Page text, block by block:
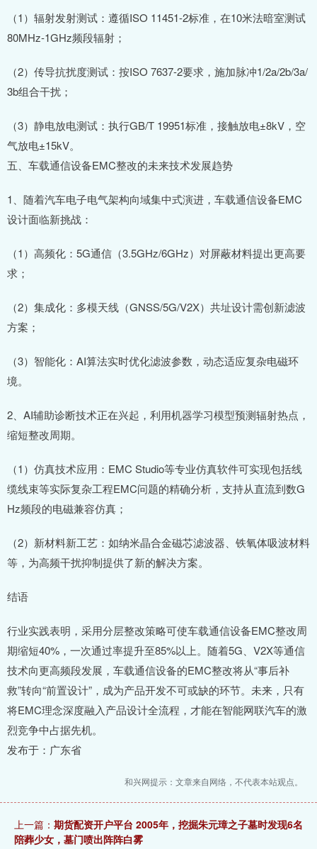
（1）辐射发射测试：遵循ISO 11451-2标准，在10米法暗室测试
80MHz-1GHz频段辐射；
（2）传导抗扰度测试：按ISO 7637-2要求，施加脉冲1/2a/2b/3a/
3b组合干扰；
（3）静电放电测试：执行GB/T 19951标准，接触放电±8kV，空
气放电±15kV。
五、车载通信设备EMC整改的未来技术发展趋势
1、随着汽车电子电气架构向域集中式演进，车载通信设备EMC
设计面临新挑战：
（1）高频化：5G通信（3.5GHz/6GHz）对屏蔽材料提出更高要
求；
（2）集成化：多模天线（GNSS/5G/V2X）共址设计需创新滤波
方案；
（3）智能化：AI算法实时优化滤波参数，动态适应复杂电磁环
境。
2、AI辅助诊断技术正在兴起，利用机器学习模型预测辐射热点，
缩短整改周期。
（1）仿真技术应用：EMC Studio等专业仿真软件可实现包括线
缆线束等实际复杂工程EMC问题的精确分析，支持从直流到数G
Hz频段的电磁兼容仿真；
（2）新材料新工艺：如纳米晶合金磁芯滤波器、铁氧体吸波材料
等，为高频干扰抑制提供了新的解决方案。
结语
行业实践表明，采用分层整改策略可使车载通信设备EMC整改周
期缩短40%，一次通过率提升至85%以上。随着5G、V2X等通信
技术向更高频段发展，车载通信设备的EMC整改将从“事后补
救”转向“前置设计”，成为产品开发不可或缺的环节。未来，只有
将EMC理念深度融入产品设计全流程，才能在智能网联汽车的激
烈竞争中占据先机。
发布于：广东省
和兴网提示：文章来自网络，不代表本站观点。
上一篇： 期货配资开户平台 2005年，挖掘朱元璋之子墓时发现6名
陪葬少女，墓门喷出阵阵白雾